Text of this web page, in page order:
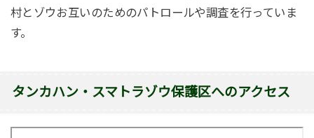
村とゾウお互いのためのパトロールや調査を行っていま
す。
タンカハン・スマトラゾウ保護区へのアクセス